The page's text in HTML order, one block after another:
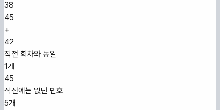
38
45
+
42
직전 회차와 동일
1개
45
직전에는 없던 번호
5개